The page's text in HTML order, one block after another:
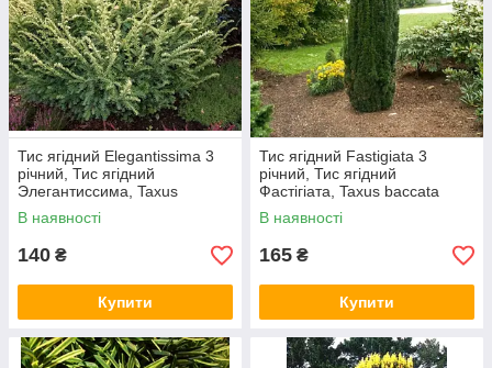
Тис ягідний Elegantissima 3
річний, Тис ягідний
Элегантиссима, Taxus
baccata Elegantissima
В наявності
140 ₴
Купити
Тис ягідний Fastigiata 3
річний, Тис ягідний
Фастігіата, Taxus baccata
Fastigiata
В наявності
165 ₴
Купити